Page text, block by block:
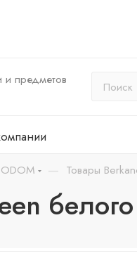
и предметов
— Товары
белого